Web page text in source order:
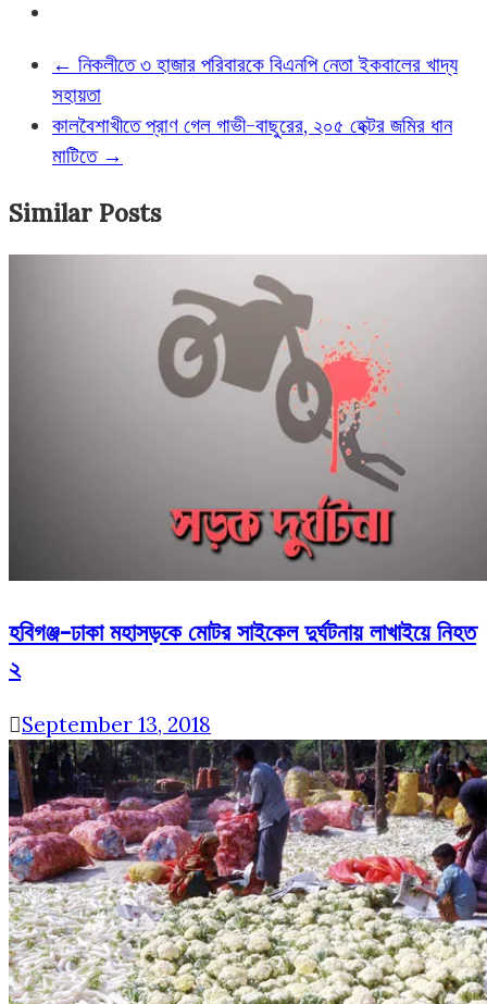
← নিকলীতে ৩ হাজার পরিবারকে বিএনপি নেতা ইকবালের খাদ্য
সহায়তা
কালবৈশাখীতে প্রাণ গেল গাভী-বাছুরের, ২০৫ হেক্টর জমির ধান
মাটিতে →
Similar Posts
হবিগঞ্জ-ঢাকা মহাসড়কে মোটর সাইকেল দুর্ঘটনায় লাখাইয়ে নিহত
২
September 13, 2018